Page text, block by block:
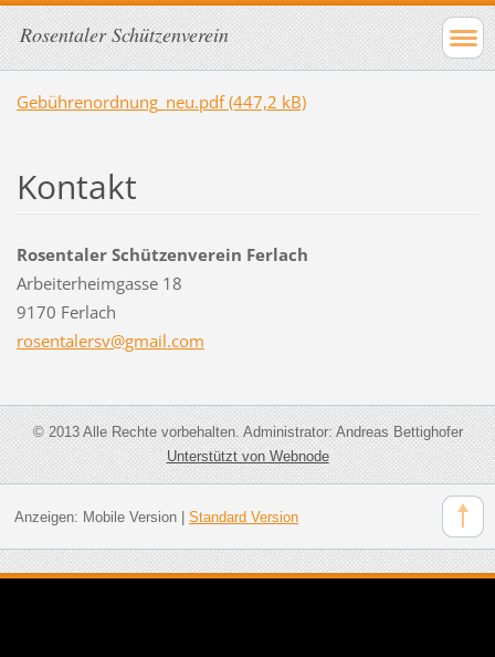
Rosentaler Schützenverein
Gebührenordnung_neu.pdf (447,2 kB)
Kontakt
Rosentaler Schützenverein Ferlach
Arbeiterheimgasse 18
9170 Ferlach
rosentalersv@gmail.com
© 2013 Alle Rechte vorbehalten. Administrator: Andreas Bettighofer
Unterstützt von Webnode
Anzeigen: Mobile Version| Standard Version